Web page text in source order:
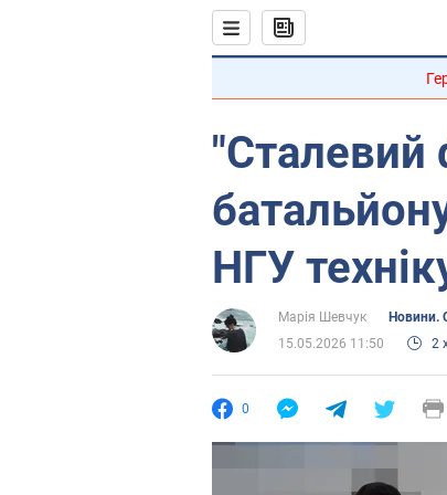
"Сталевий
НГУ
Марія Шевчук
Новини.
15.05.2026 11:50
2
0